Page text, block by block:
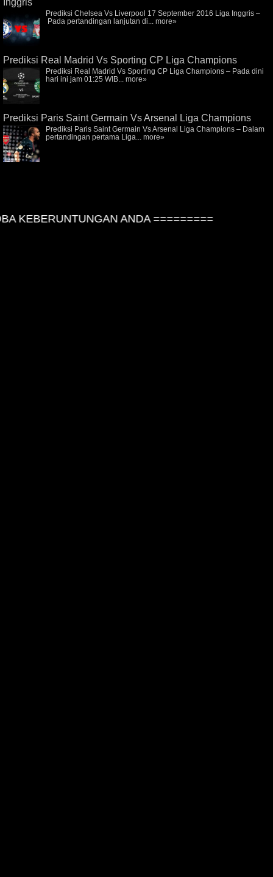
Prediksi Chelsea Vs Liverpool 17 September 2016 Liga Inggris –
Pada pertandingan lanjutan di... more»
Prediksi Real Madrid Vs Sporting CP Liga Champions
Prediksi Real Madrid Vs Sporting CP Liga Champions – Pada dini
hari ini jam 01:25 WIB... more»
Prediksi Paris Saint Germain Vs Arsenal Liga Champions
Prediksi Paris Saint Germain Vs Arsenal Liga Champions – Dalam
pertandingan pertama Liga... more»
KEBERUNTUNGAN ANDA =========